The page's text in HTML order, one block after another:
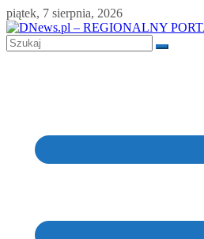
Skip
to
content
piątek, 7 sierpnia, 2026